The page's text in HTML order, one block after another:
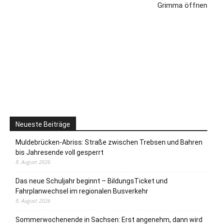
Grimma öffnen
Neueste Beiträge
Muldebrücken-Abriss: Straße zwischen Trebsen und Bahren
bis Jahresende voll gesperrt
8. August 2026
Das neue Schuljahr beginnt – BildungsTicket und
Fahrplanwechsel im regionalen Busverkehr
8. August 2026
Sommerwochenende in Sachsen: Erst angenehm, dann wird